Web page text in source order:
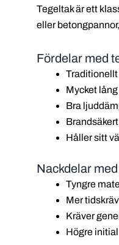
Tegeltak är ett
eller
Fördelar med
Mycket
Bra
Brandsäkert
Håller sitt
Nackdelar
Tyngre
Mer
Kräver
Högre